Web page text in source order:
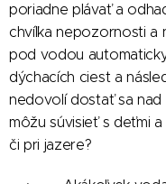
poriadne plávať a
chvíľka nepozornosti a
pod vodou
dýchacích ciest a
nedovolí dostať sa nad
môžu súvisieť s deťmi
či pri jazere?